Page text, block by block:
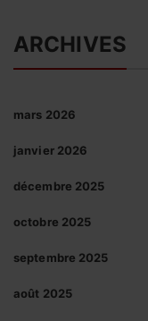
ARCHIVES
mars 2026
janvier 2026
décembre 2025
octobre 2025
septembre 2025
août 2025